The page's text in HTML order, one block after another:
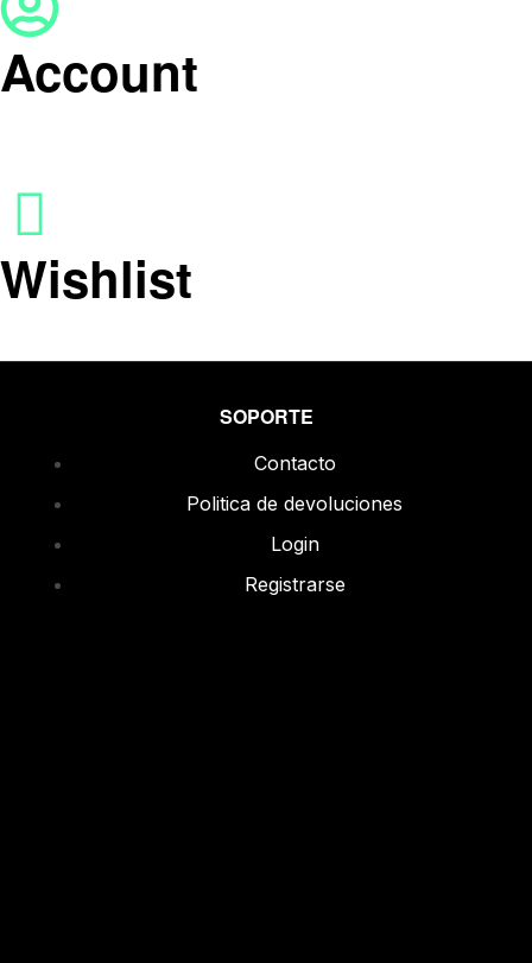
Account
Wishlist
SOPORTE
Contacto
Politica de devoluciones
Login
Registrarse